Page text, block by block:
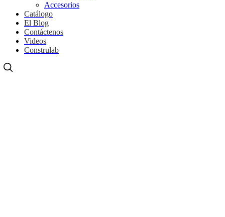
Accesorios
Catálogo
El Blog
Contáctenos
Videos
Construlab